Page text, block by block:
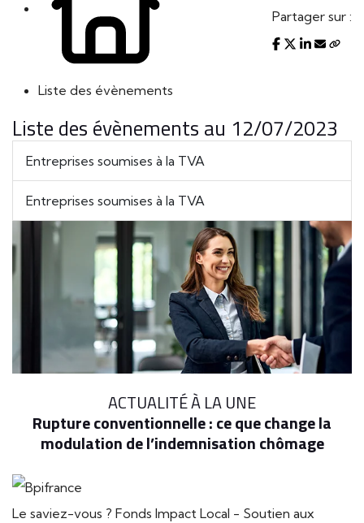
Liste des évènements
Partager sur :
Liste des évènements au 12/07/2023
Entreprises soumises à la TVA
Entreprises soumises à la TVA
ACTUALITÉ À LA UNE
Rupture conventionnelle : ce que change la
modulation de l’indemnisation chômage
Le saviez-vous ? Fonds Impact Local - Soutien aux